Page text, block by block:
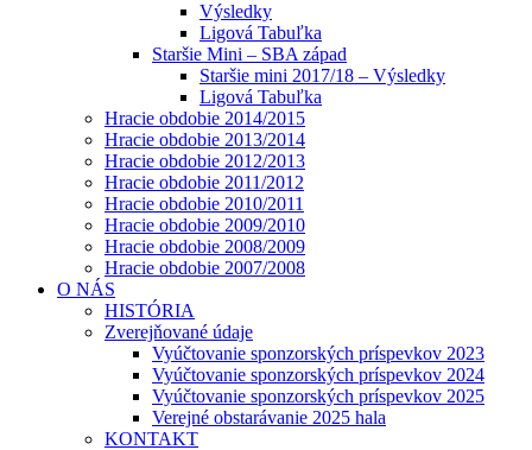
Výsledky
Ligová Tabuľka
Staršie Mini – SBA západ
Staršie mini 2017/18 – Výsledky
Ligová Tabuľka
Hracie obdobie 2014/2015
Hracie obdobie 2013/2014
Hracie obdobie 2012/2013
Hracie obdobie 2011/2012
Hracie obdobie 2010/2011
Hracie obdobie 2009/2010
Hracie obdobie 2008/2009
Hracie obdobie 2007/2008
O NÁS
HISTÓRIA
Zverejňované údaje
Vyúčtovanie sponzorských príspevkov 2023
Vyúčtovanie sponzorských príspevkov 2024
Vyúčtovanie sponzorských príspevkov 2025
Verejné obstarávanie 2025 hala
KONTAKT